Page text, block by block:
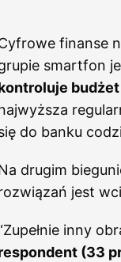
finanse
smartfon
budżet
do banku
drugim
jest
inny
(33